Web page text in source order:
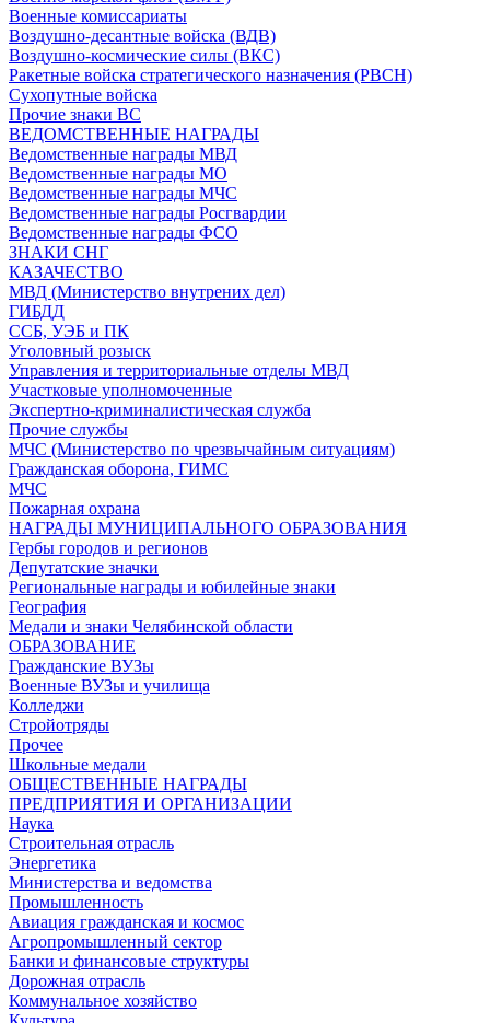
Военные комиссариаты
Воздушно-десантные войска (ВДВ)
Воздушно-космические силы (ВКС)
Ракетные войска стратегического назначения (РВСН)
Сухопутные войска
Прочие знаки ВС
ВЕДОМСТВЕННЫЕ НАГРАДЫ
Ведомственные награды МВД
Ведомственные награды МО
Ведомственные награды МЧС
Ведомственные награды Росгвардии
Ведомственные награды ФСО
ЗНАКИ СНГ
КАЗАЧЕСТВО
МВД (Министерство внутрених дел)
ГИБДД
ССБ, УЭБ и ПК
Уголовный розыск
Управления и территориальные отделы МВД
Участковые уполномоченные
Экспертно-криминалистическая служба
Прочие службы
МЧС (Министерство по чрезвычайным ситуациям)
Гражданская оборона, ГИМС
МЧС
Пожарная охрана
НАГРАДЫ МУНИЦИПАЛЬНОГО ОБРАЗОВАНИЯ
Гербы городов и регионов
Депутатские значки
Региональные награды и юбилейные знаки
География
Медали и знаки Челябинской области
ОБРАЗОВАНИЕ
Гражданские ВУЗы
Военные ВУЗы и училища
Колледжи
Стройотряды
Прочее
Школьные медали
ОБЩЕСТВЕННЫЕ НАГРАДЫ
ПРЕДПРИЯТИЯ И ОРГАНИЗАЦИИ
Наука
Строительная отрасль
Энергетика
Министерства и ведомства
Промышленность
Авиация гражданская и космос
Агропромышленный сектор
Банки и финансовые структуры
Дорожная отрасль
Коммунальное хозяйство